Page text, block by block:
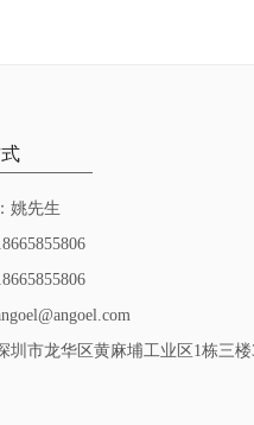
姚先生
圳市龙华区黄麻埔工业区1栋三楼